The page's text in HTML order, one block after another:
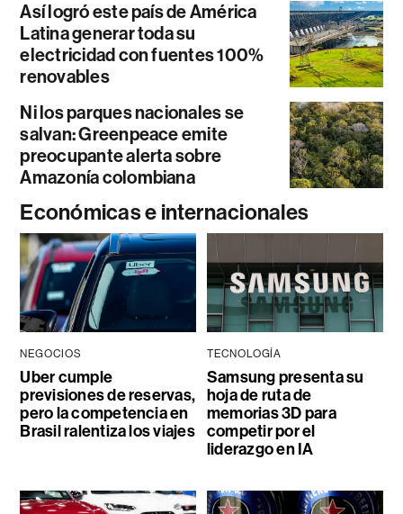
Así logró este país de América
Latina generar toda su
electricidad con fuentes 100%
renovables
Ni los parques nacionales se
salvan: Greenpeace emite
preocupante alerta sobre
Amazonía colombiana
Económicas e internacionales
NEGOCIOS
Uber cumple
previsiones de reservas,
pero la competencia en
Brasil ralentiza los viajes
TECNOLOGÍA
Samsung presenta su
hoja de ruta de
memorias 3D para
competir por el
liderazgo en IA